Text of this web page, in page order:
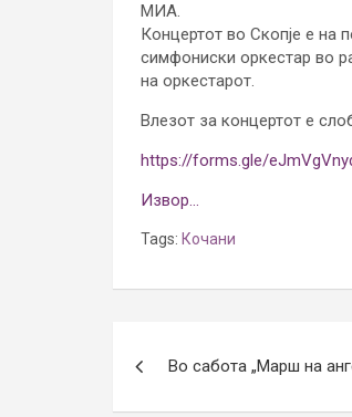
МИА.
Концертот во Скопје е на
симфониски оркестар во
на оркестарот.
Влезот за концертот е
https://forms.gle/
Извор…
Tags: Кочани
Во сабота „Марш на